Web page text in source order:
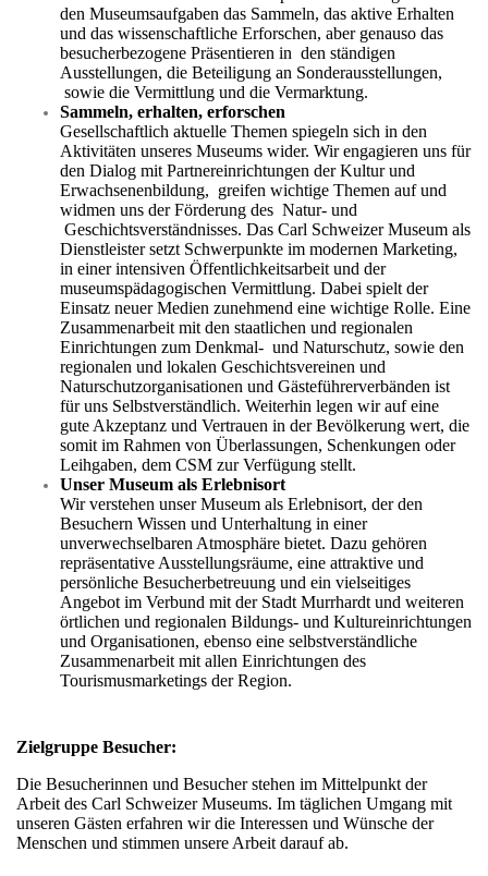
den Museumsaufgaben das Sammeln, das aktive Erhalten
und das wissenschaftliche Erforschen, aber genauso das
besucherbezogene Präsentieren in den ständigen
Ausstellungen, die Beteiligung an Sonderausstellungen,
sowie die Vermittlung und die Vermarktung.
Sammeln, erhalten, erforschen
Gesellschaftlich aktuelle Themen spiegeln sich in den
Aktivitäten unseres Museums wider. Wir engagieren uns für
den Dialog mit Partnereinrichtungen der Kultur und
Erwachsenenbildung, greifen wichtige Themen auf und
widmen uns der Förderung des Natur- und
Geschichtsverständnisses. Das Carl Schweizer Museum als
Dienstleister setzt Schwerpunkte im modernen Marketing,
in einer intensiven Öffentlichkeitsarbeit und der
museumspädagogischen Vermittlung. Dabei spielt der
Einsatz neuer Medien zunehmend eine wichtige Rolle. Eine
Zusammenarbeit mit den staatlichen und regionalen
Einrichtungen zum Denkmal- und Naturschutz, sowie den
regionalen und lokalen Geschichtsvereinen und
Naturschutzorganisationen und Gästeführerverbänden ist
für uns Selbstverständlich. Weiterhin legen wir auf eine
gute Akzeptanz und Vertrauen in der Bevölkerung wert, die
somit im Rahmen von Überlassungen, Schenkungen oder
Leihgaben, dem CSM zur Verfügung stellt.
Unser Museum als Erlebnisort
Wir verstehen unser Museum als Erlebnisort, der den
Besuchern Wissen und Unterhaltung in einer
unverwechselbaren Atmosphäre bietet. Dazu gehören
repräsentative Ausstellungsräume, eine attraktive und
persönliche Besucherbetreuung und ein vielseitiges
Angebot im Verbund mit der Stadt Murrhardt und weiteren
örtlichen und regionalen Bildungs- und Kultureinrichtungen
und Organisationen, ebenso eine selbstverständliche
Zusammenarbeit mit allen Einrichtungen des
Tourismusmarketings der Region.
Zielgruppe Besucher:
Die Besucherinnen und Besucher stehen im Mittelpunkt der
Arbeit des Carl Schweizer Museums. Im täglichen Umgang mit
unseren Gästen erfahren wir die Interessen und Wünsche der
Menschen und stimmen unsere Arbeit darauf ab.